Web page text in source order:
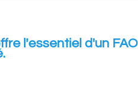
l'essentiel d'un FAO